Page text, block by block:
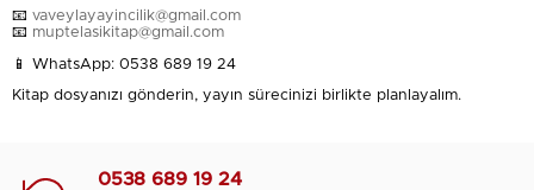
📧 vaveylayayincilik@gmail.com
📧 muptelasikitap@gmail.com
📱 WhatsApp: 0538 689 19 24
Kitap dosyanızı gönderin, yayın sürecinizi birlikte planlayalım.
0538 689 19 24